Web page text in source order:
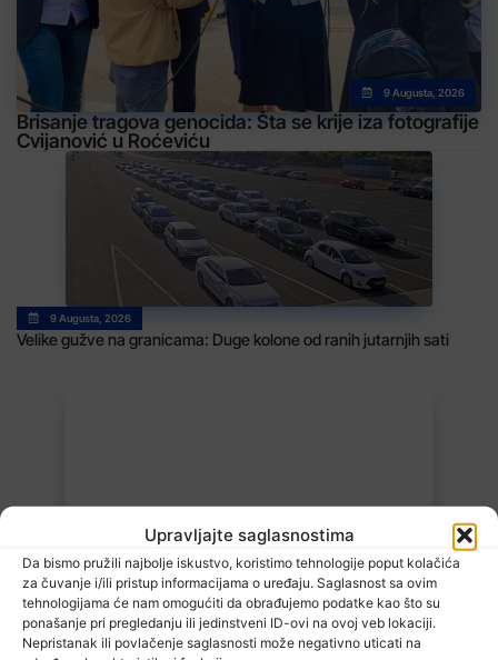
Upravljajte saglasnostima
Da bismo pružili najbolje iskustvo, koristimo tehnologije poput kolačića
za čuvanje i/ili pristup informacijama o uređaju. Saglasnost sa ovim
tehnologijama će nam omogućiti da obrađujemo podatke kao što su
ponašanje pri pregledanju ili jedinstveni ID-ovi na ovoj veb lokaciji.
Nepristanak ili povlačenje saglasnosti može negativno uticati na
9 Augusta, 2026
Brisanje tragova genocida: Šta se krije iza fotografije
Cvijanović u Roćeviću
9 Augusta, 2026
Velike gužve na granicama: Duge kolone od ranih jutarnjih sati
Vrijeme: Narednih dana do 40 stepeni